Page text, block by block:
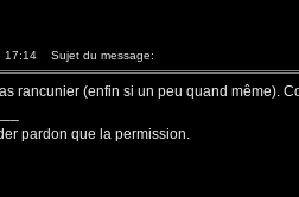
17:14 Sujet du message:
rancunier (enfin si un peu quand même).
pardon que la permission.